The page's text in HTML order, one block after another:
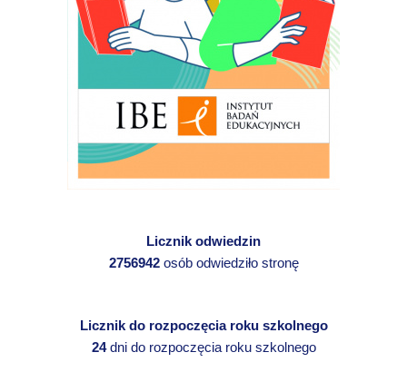
Licznik odwiedzin
2756942osób odwiedziło stronę
Licznik do rozpoczęcia roku szkolnego
24dni do rozpoczęcia roku szkolnego